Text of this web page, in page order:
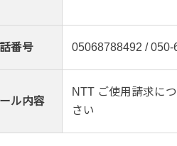
番号 05068788492 / 050-
ル内容
NTT ご使用請求に
さい